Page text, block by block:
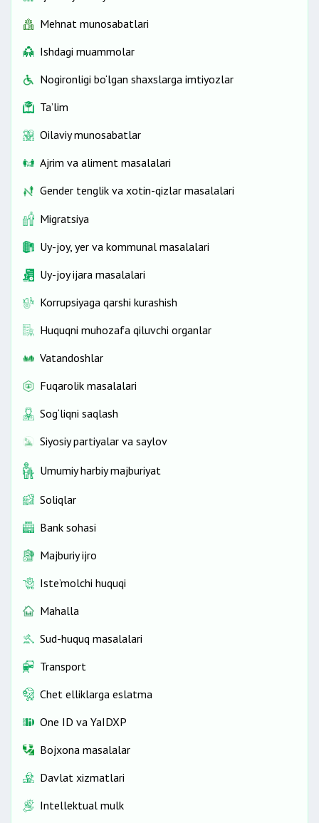
Mehnat munosabatlari
Ishdagi muammolar
Nogironligi bo‘lgan shaxslarga imtiyozlar
Ta’lim
Oilaviy munosabatlar
Ajrim va aliment masalalari
Gender tenglik va xotin-qizlar masalalari
Migratsiya
Uy-joy, yer va kommunal masalalari
Uy-joy ijara masalalari
Korrupsiyaga qarshi kurashish
Huquqni muhozafa qiluvchi organlar
Vatandoshlar
Fuqarolik masalalari
Sog‘liqni saqlash
Siyosiy partiyalar va saylov
Umumiy harbiy majburiyat
Soliqlar
Bank sohasi
Majburiy ijro
Iste’molchi huquqi
Mahalla
Sud-huquq masalalari
Transport
Chet elliklarga eslatma
One ID vа YaIDXP
Bojxona masalalar
Davlat xizmatlari
Intellektual mulk